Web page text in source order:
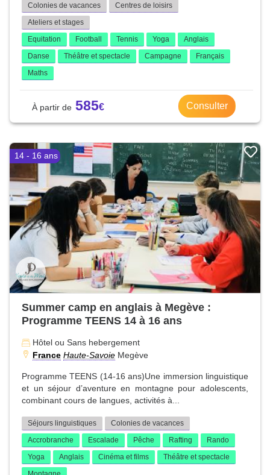
Colonies de vacances
Centres de loisirs
Ateliers et stages
Equitation
Football Tennis Yoga
Anglais
Danse
Théâtre et spectacle Campagne
Français
Maths
585 Consulter
14 - 16 ans
Summer camp en anglais à Megève :
Programme TEENS 14 à 16 ans
Hôtel ou Sans hebergement
France Haute-Savoie Megève
Programme TEENS (14-16 ans)Une immersion linguistique
et un séjour d’aventure en montagne pour adolescents,
combinant cours de langues, activités à...
Séjours linguistiques
Colonies de vacances
Accrobranche
Escalade Pêche Rafting
Rando
Yoga
Anglais Cinéma et films
Théâtre et spectacle